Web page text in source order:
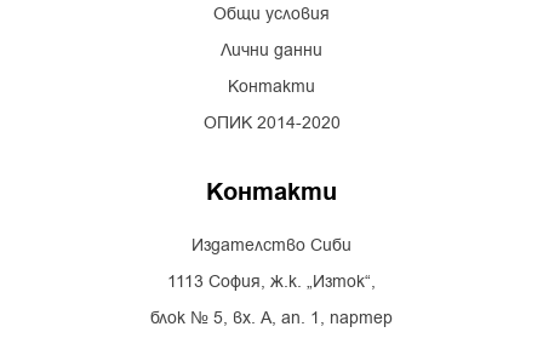
Общи условия
Лични данни
Контакти
ОПИК 2014-2020
Контакти
Издателство Сиби
1113 София, ж.к. „Изток“,
блок № 5, вх. А, ап. 1, партер